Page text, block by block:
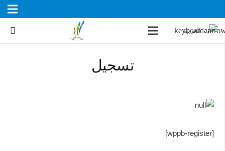
العربية
تسجیل
[wppb-register]